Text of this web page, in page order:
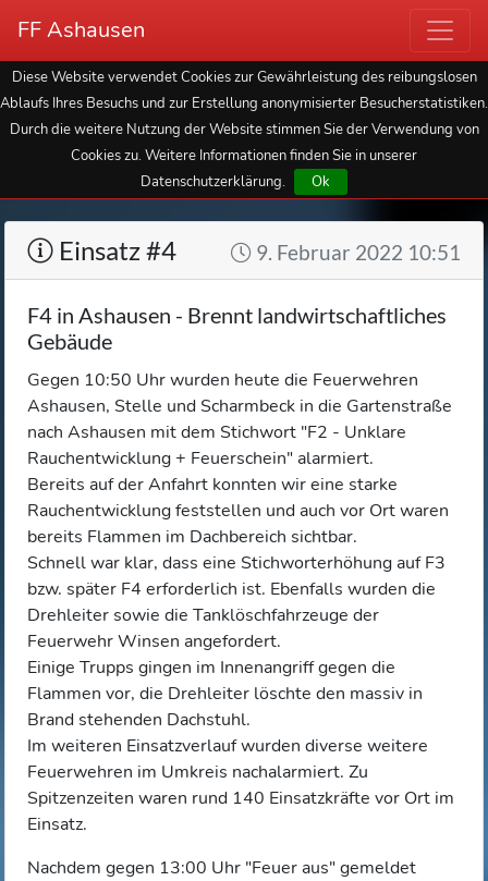
FF Ashausen
Diese Website verwendet Cookies zur Gewährleistung des reibungslosen
Ablaufs Ihres Besuchs und zur Erstellung anonymisierter Besucherstatistiken.
Durch die weitere Nutzung der Website stimmen Sie der Verwendung von
Cookies zu. Weitere Informationen finden Sie in unserer
Datenschutzerklärung.
Ok
Einsatz #4 9. Februar 2022 10:51
F4 in Ashausen - Brennt landwirtschaftliches
Gebäude
Gegen 10:50 Uhr wurden heute die Feuerwehren
Ashausen, Stelle und Scharmbeck in die Gartenstraße
nach Ashausen mit dem Stichwort "F2 - Unklare
Rauchentwicklung + Feuerschein" alarmiert.
Bereits auf der Anfahrt konnten wir eine starke
Rauchentwicklung feststellen und auch vor Ort waren
bereits Flammen im Dachbereich sichtbar.
Schnell war klar, dass eine Stichworterhöhung auf F3
bzw. später F4 erforderlich ist. Ebenfalls wurden die
Drehleiter sowie die Tanklöschfahrzeuge der
Feuerwehr Winsen angefordert.
Einige Trupps gingen im Innenangriff gegen die
Flammen vor, die Drehleiter löschte den massiv in
Brand stehenden Dachstuhl.
Im weiteren Einsatzverlauf wurden diverse weitere
Feuerwehren im Umkreis nachalarmiert. Zu
Spitzenzeiten waren rund 140 Einsatzkräfte vor Ort im
Einsatz.
Nachdem gegen 13:00 Uhr "Feuer aus" gemeldet